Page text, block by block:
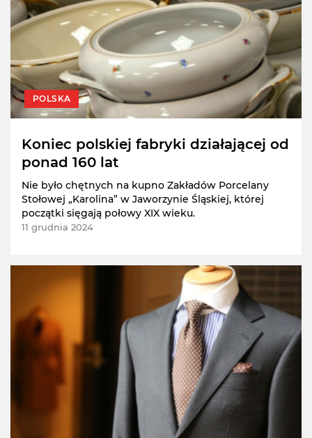
POLSKA
Koniec polskiej fabryki działającej od
ponad 160 lat
Nie było chętnych na kupno Zakładów Porcelany
Stołowej „Karolina” w Jaworzynie Śląskiej, której
początki sięgają połowy XIX wieku.
11 grudnia 2024